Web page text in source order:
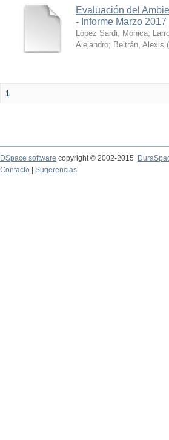
Evaluación del
- Informe Marzo 2017
López Sardi, Mónica;
Alejandro; Beltrán, Alexis (
1
DSpace software copyright © 2002-2015
Contacto
Sugerencias